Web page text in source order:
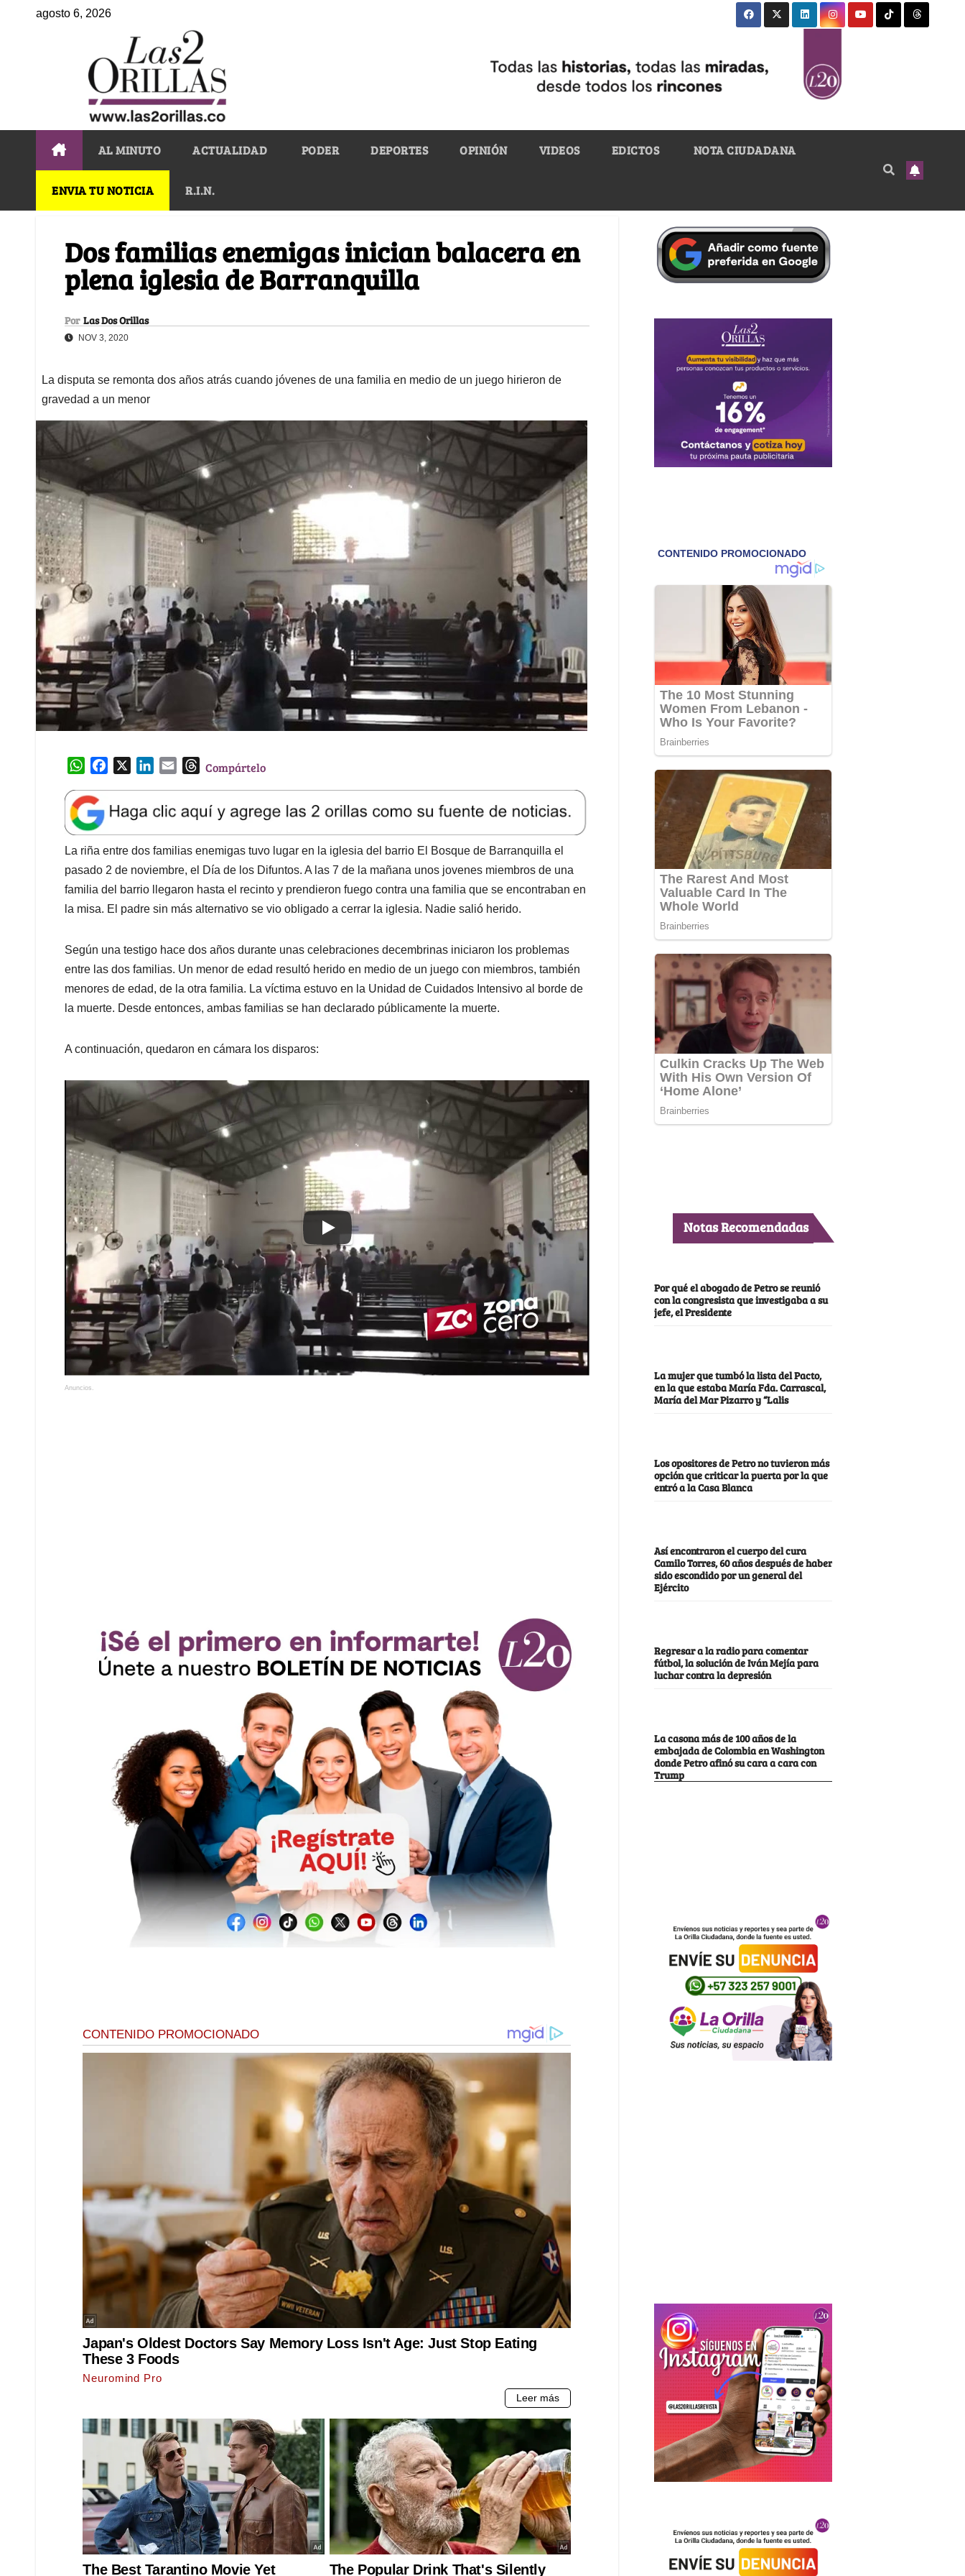
agosto 6, 2026
AL MINUTO ACTUALIDAD PODER DEPORTES OPINIÓN VIDEOS EDICTOS NOTA CIUDADANA
ENVIA TU NOTICIA R.I.N.
Dos familias enemigas inician balacera en
plena iglesia de Barranquilla
Por Las Dos Orillas
NOV 3, 2020
La disputa se remonta dos años atrás cuando jóvenes de una familia en medio de un juego hirieron de
gravedad a un menor
W
a
t
s
A
p
p
e
b
o
o
k
k
e
d
I
n
l
T
e
a
d
s
Compártelo
La riña entre dos familias enemigas tuvo lugar en la iglesia del barrio El Bosque de Barranquilla el
pasado 2 de noviembre, el Día de los Difuntos. A las 7 de la mañana unos jovenes miembros de una
familia del barrio llegaron hasta el recinto y prendieron fuego contra una familia que se encontraban en
la misa. El padre sin más alternativo se vio obligado a cerrar la iglesia. Nadie salió herido.
Según una testigo hace dos años durante unas celebraciones decembrinas iniciaron los problemas
entre las dos familias. Un menor de edad resultó herido en medio de un juego con miembros, también
menores de edad, de la otra familia. La víctima estuvo en la Unidad de Cuidados Intensivo al borde de
la muerte. Desde entonces, ambas familias se han declarado públicamente la muerte.
A continuación, quedaron en cámara los disparos:
Anuncios.
Notas Recomendadas
Por qué el abogado de Petro se reunió
con la congresista que investigaba a su
jefe, el Presidente
La mujer que tumbó la lista del Pacto,
en la que estaba María Fda. Carrascal,
María del Mar Pizarro y “Lalis
Los opositores de Petro no tuvieron más
opción que criticar la puerta por la que
entró a la Casa Blanca
Así encontraron el cuerpo del cura
Camilo Torres, 60 años después de haber
sido escondido por un general del
Ejército
Regresar a la radio para comentar
fútbol, la solución de Iván Mejía para
luchar contra la depresión
La casona más de 100 años de la
embajada de Colombia en Washington
donde Petro afinó su cara a cara con
Trump